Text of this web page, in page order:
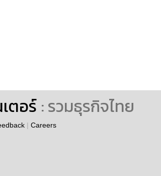
ตอร์ : รวมธุรกิจไทย
| Careers